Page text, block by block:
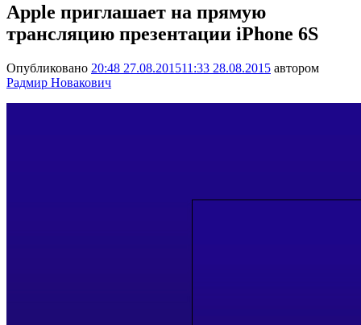
Apple приглашает на прямую
трансляцию презентации iPhone 6S
Опубликовано 20:48 27.08.201511:33 28.08.2015 автором
Радмир Новакович